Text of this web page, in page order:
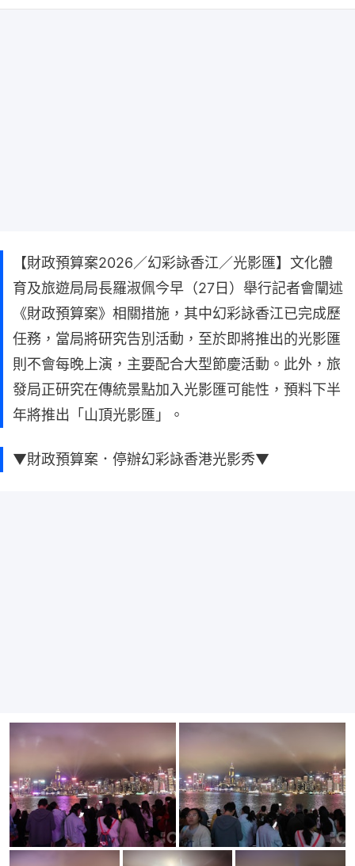
【財政預算案2026／幻彩詠香江／光影匯】文化體
育及旅遊局局長羅淑佩今早（27日）舉行記者會闡述
《財政預算案》相關措施，其中幻彩詠香江已完成歷
任務，當局將研究告別活動，至於即將推出的光影匯
則不會每晚上演，主要配合大型節慶活動。此外，旅
發局正研究在傳統景點加入光影匯可能性，預料下半
年將推出「山頂光影匯」。
▼財政預算案．停辦幻彩詠香港光影秀▼